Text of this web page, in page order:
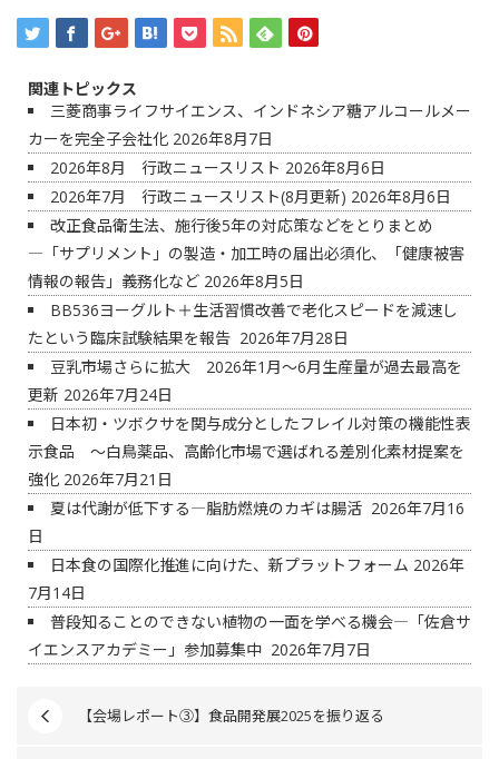
関連トピックス
三菱商事ライフサイエンス、インドネシア糖アルコールメー
カーを完全子会社化 2026年8月7日
2026年8月 行政ニュースリスト 2026年8月6日
2026年7月 行政ニュースリスト(8月更新) 2026年8月6日
改正食品衛生法、施行後5年の対応策などをとりまとめ
―「サプリメント」の製造・加工時の届出必須化、「健康被害
情報の報告」義務化など 2026年8月5日
BB536ヨーグルト＋生活習慣改善で老化スピードを減速し
たという臨床試験結果を報告 2026年7月28日
豆乳市場さらに拡大 2026年1月～6月生産量が過去最高を
更新 2026年7月24日
日本初・ツボクサを関与成分としたフレイル対策の機能性表
示食品 ～白鳥薬品、高齢化市場で選ばれる差別化素材提案を
強化 2026年7月21日
夏は代謝が低下する―脂肪燃焼のカギは腸活 2026年7月16
日
日本食の国際化推進に向けた、新プラットフォーム 2026年
7月14日
普段知ることのできない植物の一面を学べる機会―「佐倉サ
イエンスアカデミー」参加募集中 2026年7月7日
【会場レポート③】食品開発展2025を振り返る